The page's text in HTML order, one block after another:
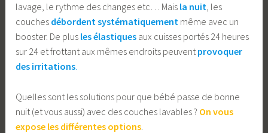
lavage, le rythme des changes etc… Mais la nuit, les
couches débordent systématiquement même avec un
booster. De plus les élastiques aux cuisses portés 24 heures
sur 24 et frottant aux mêmes endroits peuventprovoquer
des irritations.
Quelles sont les solutions pour que bébé passe de bonne
nuit (et vous aussi) avec des couches lavables ? On vous
expose les différentes options